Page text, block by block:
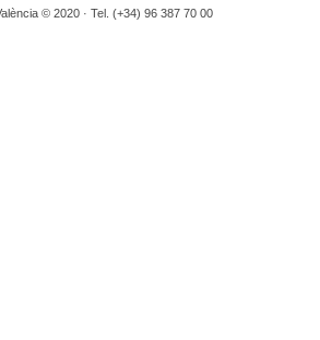
© 2020 · Tel. (+34) 96 387 70 00